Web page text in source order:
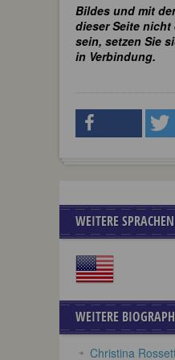
Bildes und mit
dieser Seite
sein, setzen Sie
in Verbindung.
WEITERE SPRACHEN
WEITERE
Christina